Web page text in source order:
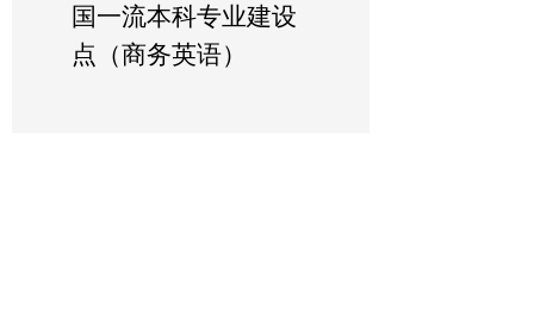
国一流本科专业建设
点（商务英语）